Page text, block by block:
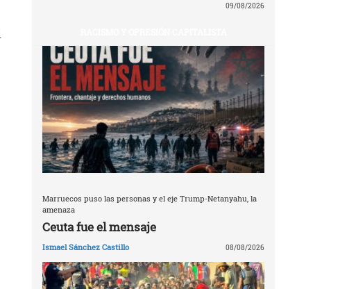
09/08/2026
Marruecos puso las personas y el eje Trump-Netanyahu, la
amenaza
Ceuta fue el mensaje
Ismael Sánchez Castillo 08/08/2026